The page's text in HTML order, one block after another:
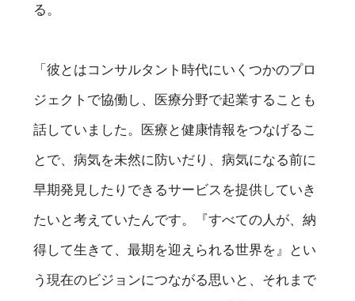
る。
「彼とはコンサルタント時代にいくつかのプロ
ジェクトで協働し、医療分野で起業することも
話していました。医療と健康情報をつなげるこ
とで、病気を未然に防いだり、病気になる前に
早期発見したりできるサービスを提供していき
たいと考えていたんです。『すべての人が、納
得して生きて、最期を迎えられる世界を』とい
う現在のビジョンにつながる思いと、それまで